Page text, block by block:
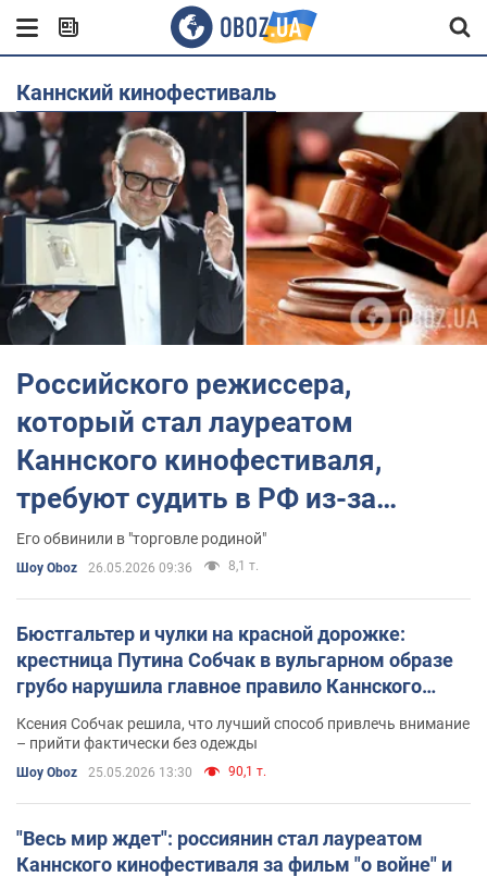
Каннский кинофестиваль
Российского режиссера,
который стал лауреатом
Каннского кинофестиваля,
требуют судить в РФ из-за
выходки на глазах у всего мира
Его обвинили в "торговле родиной"
Шоу Oboz 26.05.2026 09:36 8,1 т.
Бюстгальтер и чулки на красной дорожке:
крестница Путина Собчак в вульгарном образе
грубо нарушила главное правило Каннского
кинофестиваля
Ксения Собчак решила, что лучший способ привлечь внимание
– прийти фактически без одежды
Шоу Oboz 25.05.2026 13:30 90,1 т.
"Весь мир ждет": россиянин стал лауреатом
Каннского кинофестиваля за фильм "о войне" и